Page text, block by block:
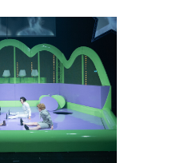
Opernhaus